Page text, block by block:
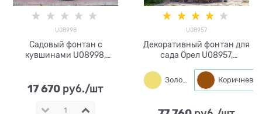
U08998
Садовый фонтан с
кувшинами U08998,
17 670 руб./шт
U08957
Декоративный фонтан для
сада Орел U08957,
см
Золото